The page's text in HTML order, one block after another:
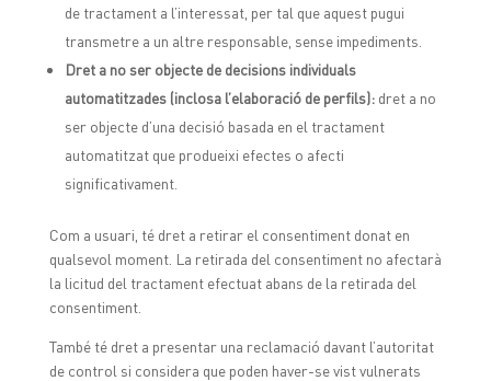
de tractament a l’interessat, per tal que aquest pugui
transmetre a un altre responsable, sense impediments.
Dret a no ser objecte de decisions individuals
automatitzades (inclosa l’elaboració de perfils): dret a no
ser objecte d’una decisió basada en el tractament
automatitzat que produeixi efectes o afecti
significativament.
Com a usuari, té dret a retirar el consentiment donat en
qualsevol moment. La retirada del consentiment no afectarà
la licitud del tractament efectuat abans de la retirada del
consentiment.
També té dret a presentar una reclamació davant l’autoritat
de control si considera que poden haver-se vist vulnerats